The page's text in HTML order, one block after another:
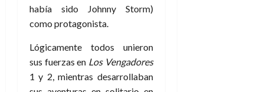
había sido Johnny Storm)
como protagonista.
Lógicamente todos unieron
sus fuerzas en Los Vengadores
1 y 2, mientras desarrollaban